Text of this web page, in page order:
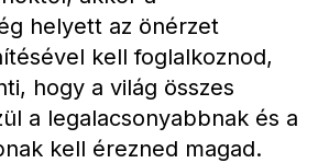
helyett az önérzet
kell foglalkoznod,
hogy a világ összes
a legalacsonyabbnak és a
kell érezned magad.